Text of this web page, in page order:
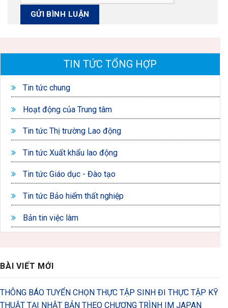
TIN TỨC TỔNG HỢP
Tin tức chung
Hoạt động của Trung tâm
Tin tức Thị trường Lao động
Tin tức Xuất khẩu lao động
Tin tức Giáo dục - Đào tạo
Tin tức Bảo hiểm thất nghiệp
Bản tin việc làm
BÀI VIẾT MỚI
THÔNG BÁO TUYỂN CHỌN THỰC TẬP SINH ĐI THỰC TẬP KỸ
THUẬT TẠI NHẬT BẢN THEO CHƯƠNG TRÌNH IM JAPAN